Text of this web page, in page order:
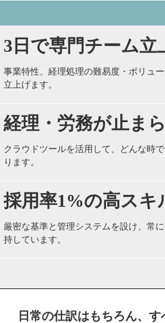
3日で専門チーム立
事業特性、経理処理の難易度・ボリュ
立上げます。
経理・労務が止ま
クラウドツールを活用して、どんな時
ります。
採用率1%の高スキ
厳密な基準と管理システムを設け、常
持しています。
日常の仕訳はもちろん、す